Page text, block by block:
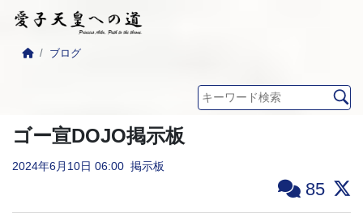
ブログ
ゴー宣DOJO掲示板
2024年6月10日 06:00 掲示板
85